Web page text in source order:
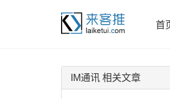
首
IM通讯 相关文章